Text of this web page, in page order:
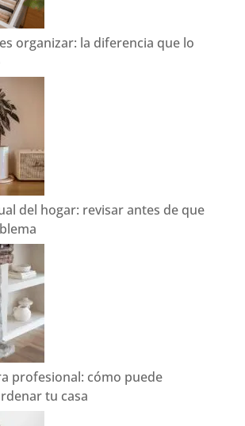
organizar: la diferencia que lo
del hogar: revisar antes de que
profesional: cómo puede
tu casa